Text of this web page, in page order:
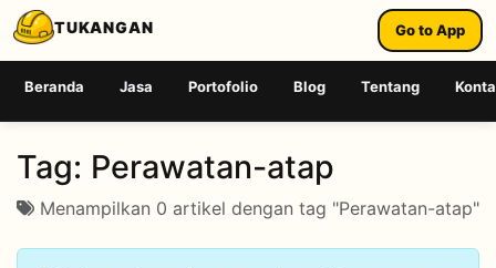
TUKANGAN Go to App
Beranda Jasa Portofolio Blog Tentang
Tag: Perawatan-atap
Menampilkan 0 artikel dengan tag "Perawatan-atap"